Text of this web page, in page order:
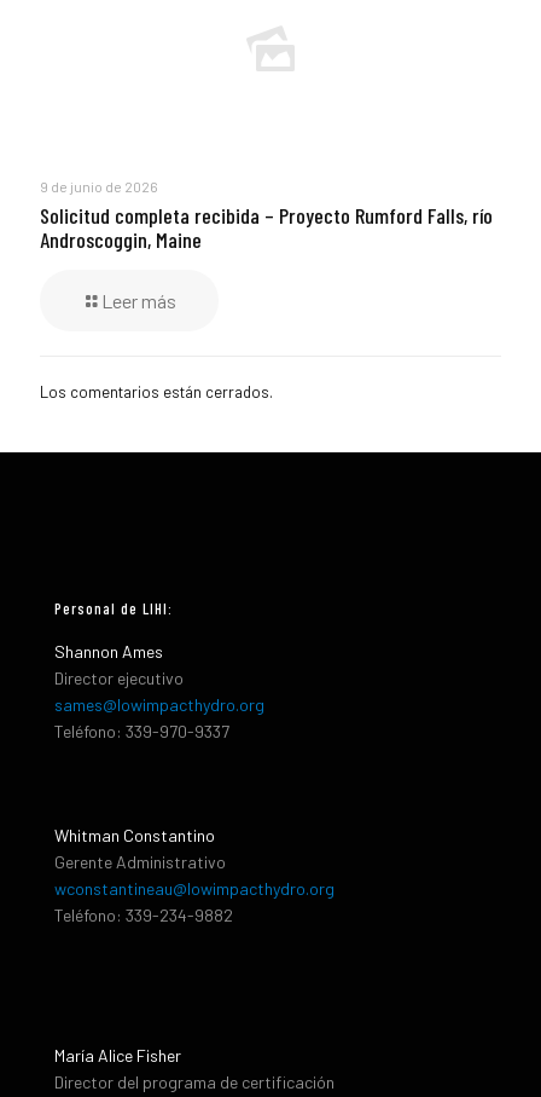
9 de junio de 2026
Solicitud completa recibida – Proyecto Rumford Falls, río
Androscoggin, Maine
Leer más
Los comentarios están cerrados.
Personal de LIHI:
Shannon Ames
Director ejecutivo
sames@lowimpacthydro.org
Teléfono: 339-970-9337
Whitman Constantino
Gerente Administrativo
wconstantineau@lowimpacthydro.org
Teléfono: 339-234-9882
María Alice Fisher
Director del programa de certificación